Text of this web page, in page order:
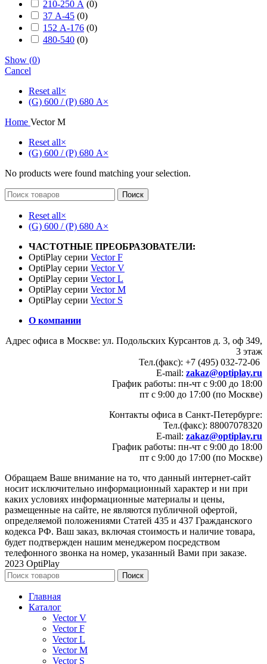
210-250 А (0)
37 А-45 (0)
152 А-176 (0)
480-540 (0)
Show (0)
Cancel
Reset all×
(G) 600 / (P) 680 А×
Home Vector M
Reset all×
(G) 600 / (P) 680 А×
No products were found matching your selection.
Поиск
Reset all×
(G) 600 / (P) 680 А×
ЧАСТОТНЫЕ ПРЕОБРАЗОВАТЕЛИ:
OptiPlay серии Vector F
OptiPlay серии Vector V
OptiPlay серии Vector L
OptiPlay серии Vector M
OptiPlay серии Vector S
О компании
Адрес офиса в Москве: ул. Подольских Курсантов д. 3, оф 349,
3 этаж
Тел.(факс): +7 (495) 032-72-06
E-mail: zakaz@optiplay.ru
График работы: пн-чт с 9:00 до 18:00
пт с 9:00 до 17:00 (по Москве)
Контакты офиса в Санкт-Петербурге:
Тел.(факс): 88007078320
E-mail: zakaz@optiplay.ru
График работы: пн-чт с 9:00 до 18:00
пт с 9:00 до 17:00 (по Москве)
Обращаем Ваше внимание на то, что данный интернет-сайт
носит исключительно информационный характер и ни при
каких условиях информационные материалы и цены,
размещенные на сайте, не являются публичной офертой,
определяемой положениями Статей 435 и 437 Гражданского
кодекса РФ. Ваш заказ, включая стоимость и наличие товара,
будет подтвержден нашим менеджером посредством
телефонного звонка на номер, указанный Вами при заказе.
2023 OptiPlay
Поиск
Главная
Каталог
Vector V
Vector F
Vector L
Vector M
Vector S